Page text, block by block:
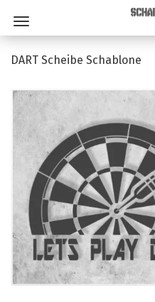
DART Scheibe Schablone